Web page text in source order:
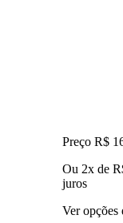
Preço R$
Ou 2x de
juros
Ver opções